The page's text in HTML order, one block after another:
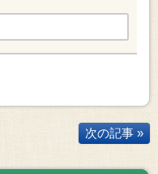
次の記事 »